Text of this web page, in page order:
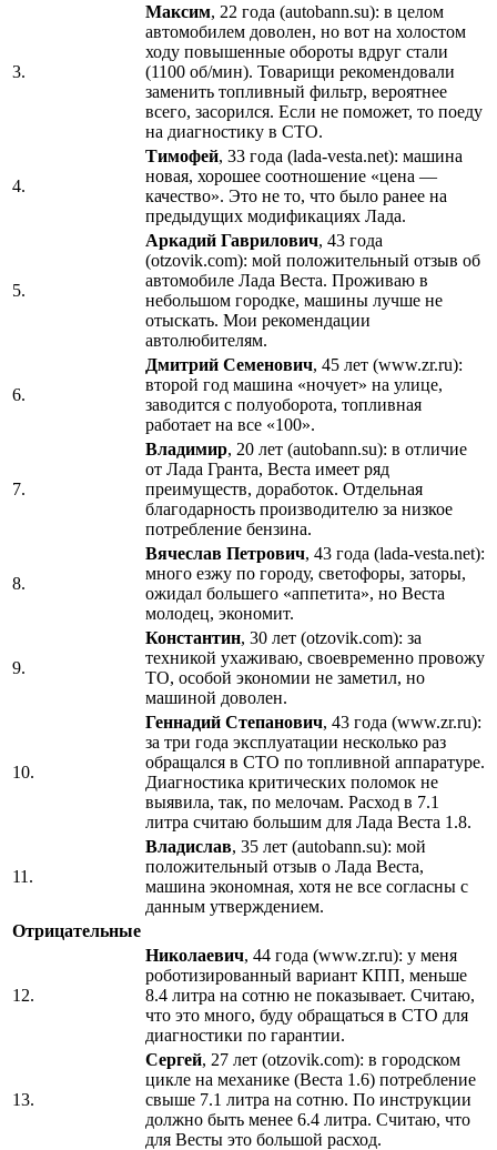
3.
Максим, 22 года (autobann.su): в целом
автомобилем доволен, но вот на холостом
ходу повышенные обороты вдруг стали
(1100 об/мин). Товарищи рекомендовали
заменить топливный фильтр, вероятнее
всего, засорился. Если не поможет, то поеду
на диагностику в СТО.
4.
Тимофей, 33 года (lada-vesta.net): машина
новая, хорошее соотношение «цена —
качество». Это не то, что было ранее на
предыдущих модификациях Лада.
5.
Аркадий Гаврилович, 43 года
(otzovik.com): мой положительный отзыв об
автомобиле Лада Веста. Проживаю в
небольшом городке, машины лучше не
отыскать. Мои рекомендации
автолюбителям.
6.
Дмитрий Семенович, 45 лет (www.zr.ru):
второй год машина «ночует» на улице,
заводится с полуоборота, топливная
работает на все «100».
7.
Владимир, 20 лет (autobann.su): в отличие
от Лада Гранта, Веста имеет ряд
преимуществ, доработок. Отдельная
благодарность производителю за низкое
потребление бензина.
8.
Вячеслав Петрович, 43 года (lada-vesta.net):
много езжу по городу, светофоры, заторы,
ожидал большего «аппетита», но Веста
молодец, экономит.
9.
Константин, 30 лет (otzovik.com): за
техникой ухаживаю, своевременно провожу
ТО, особой экономии не заметил, но
машиной доволен.
10.
Геннадий Степанович, 43 года (www.zr.ru):
за три года эксплуатации несколько раз
обращался в СТО по топливной аппаратуре.
Диагностика критических поломок не
выявила, так, по мелочам. Расход в 7.1
литра считаю большим для Лада Веста 1.8.
11.
Владислав, 35 лет (autobann.su): мой
положительный отзыв о Лада Веста,
машина экономная, хотя не все согласны с
данным утверждением.
Отрицательные
12.
Николаевич, 44 года (www.zr.ru): у меня
роботизированный вариант КПП, меньше
8.4 литра на сотню не показывает. Считаю,
что это много, буду обращаться в СТО для
диагностики по гарантии.
13.
Сергей, 27 лет (otzovik.com): в городском
цикле на механике (Веста 1.6) потребление
свыше 7.1 литра на сотню. По инструкции
должно быть менее 6.4 литра. Считаю, что
для Весты это большой расход.